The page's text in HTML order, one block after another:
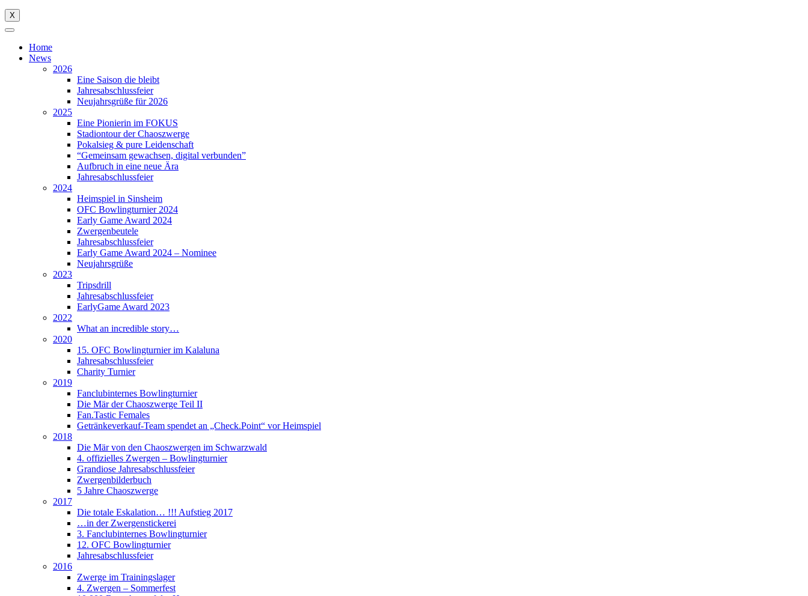
X
Home
News
2026
Eine Saison die bleibt
Jahresabschlussfeier
Neujahrsgrüße für 2026
2025
Eine Pionierin im FOKUS
Stadiontour der Chaoszwerge
Pokalsieg & pure Leidenschaft
“Gemeinsam gewachsen, digital verbunden”
Aufbruch in eine neue Ära
Jahresabschlussfeier
2024
Heimspiel in Sinsheim
OFC Bowlingturnier 2024
Early Game Award 2024
Zwergenbeutele
Jahresabschlussfeier
Early Game Award 2024 – Nominee
Neujahrsgrüße
2023
Tripsdrill
Jahresabschlussfeier
EarlyGame Award 2023
2022
What an incredible story…
2020
15. OFC Bowlingturnier im Kalaluna
Jahresabschlussfeier
Charity Turnier
2019
Fanclubinternes Bowlingturnier
Die Mär der Chaoszwerge Teil II
Fan.Tastic Females
Getränkeverkauf-Team spendet an „Check.Point“ vor Heimspiel
2018
Die Mär von den Chaoszwergen im Schwarzwald
4. offizielles Zwergen – Bowlingturnier
Grandiose Jahresabschlussfeier
Zwergenbilderbuch
5 Jahre Chaoszwerge
2017
Die totale Eskalation… !!! Aufstieg 2017
…in der Zwergenstickerei
3. Fanclubinternes Bowlingturnier
12. OFC Bowlingturnier
Jahresabschlussfeier
2016
Zwerge im Trainingslager
4. Zwergen – Sommerfest